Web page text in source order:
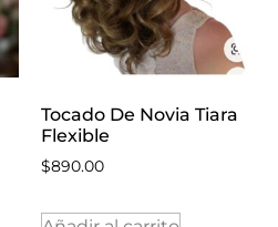
Tocado De Novia Tiara
Flexible
$890.00